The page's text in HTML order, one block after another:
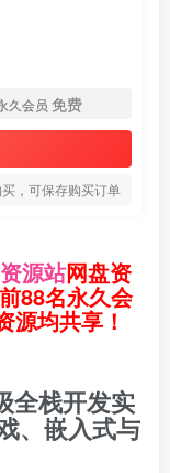
久会员 免费
，可保存购买订单
源站网盘资
88名永久会
源均共享！
全栈开发实
、嵌入式与